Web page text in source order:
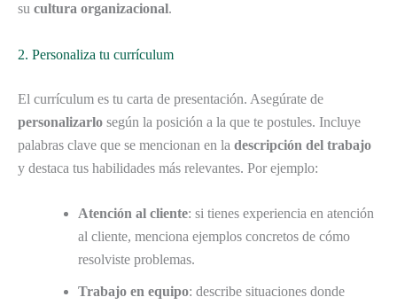
su cultura organizacional.
2. Personaliza tu currículum
El currículum es tu carta de presentación. Asegúrate de
personalizarlo según la posición a la que te postules. Incluye
palabras clave que se mencionan en la descripción del trabajo
y destaca tus habilidades más relevantes. Por ejemplo:
Atención al cliente: si tienes experiencia en atención
al cliente, menciona ejemplos concretos de cómo
resolviste problemas.
Trabajo en equipo: describe situaciones donde